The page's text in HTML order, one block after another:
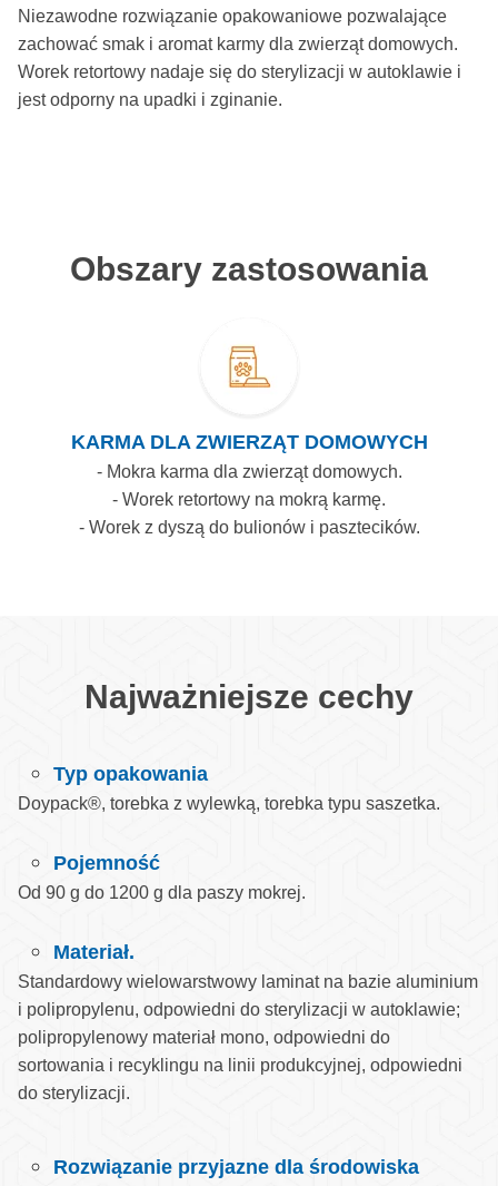
Niezawodne rozwiązanie opakowaniowe pozwalające
zachować smak i aromat karmy dla zwierząt domowych.
Worek retortowy nadaje się do sterylizacji w autoklawie i
jest odporny na upadki i zginanie.
Obszary zastosowania
KARMA DLA ZWIERZĄT DOMOWYCH
- Mokra karma dla zwierząt domowych.
- Worek retortowy na mokrą karmę.
- Worek z dyszą do bulionów i pasztecików.
Najważniejsze cechy
Typ opakowania
Doypack®, torebka z wylewką, torebka typu saszetka.
Pojemność
Od 90 g do 1200 g dla paszy mokrej.
Materiał.
Standardowy wielowarstwowy laminat na bazie aluminium
i polipropylenu, odpowiedni do sterylizacji w autoklawie;
polipropylenowy materiał mono, odpowiedni do
sortowania i recyklingu na linii produkcyjnej, odpowiedni
do sterylizacji.
Rozwiązanie przyjazne dla środowiska